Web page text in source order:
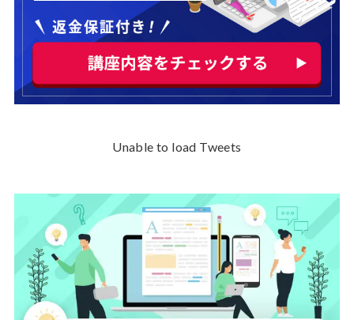
Unable to load Tweets